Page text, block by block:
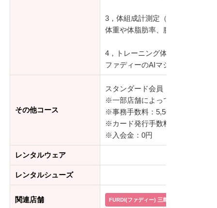
3，体組成計測定（10分）
体重や体脂肪率、腕や足の部位
4，トレーニング体験（15分）
ファディーのAIマシンを使って
その他コース
スタンダード会員：8,778円～(通
※一部店舗によって料金が異なり
※事務手数料：5,500円(税込)
※カード発行手数料：3,300円(税
※入会金：0円
レンタルウェア
レンタルシューズ
関連店舗 FURDI(ファディー) 三島広小路店